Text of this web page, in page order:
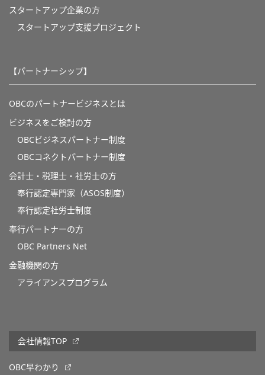
スタートアップ企業の方
スタートアップ支援プロジェクト
【パートナーシップ】
OBCのパートナービジネスとは
ビジネスをご検討の方
OBCビジネスパートナー制度
OBCコネクトパートナー制度
会計士・税理士・社労士の方
奉行認定専門家（ASOS制度）
奉行認定社労士制度
奉行パートナーの方
OBC Partners Net
金融機関の方
アライアンスプログラム
会社情報TOP
OBC早わかり